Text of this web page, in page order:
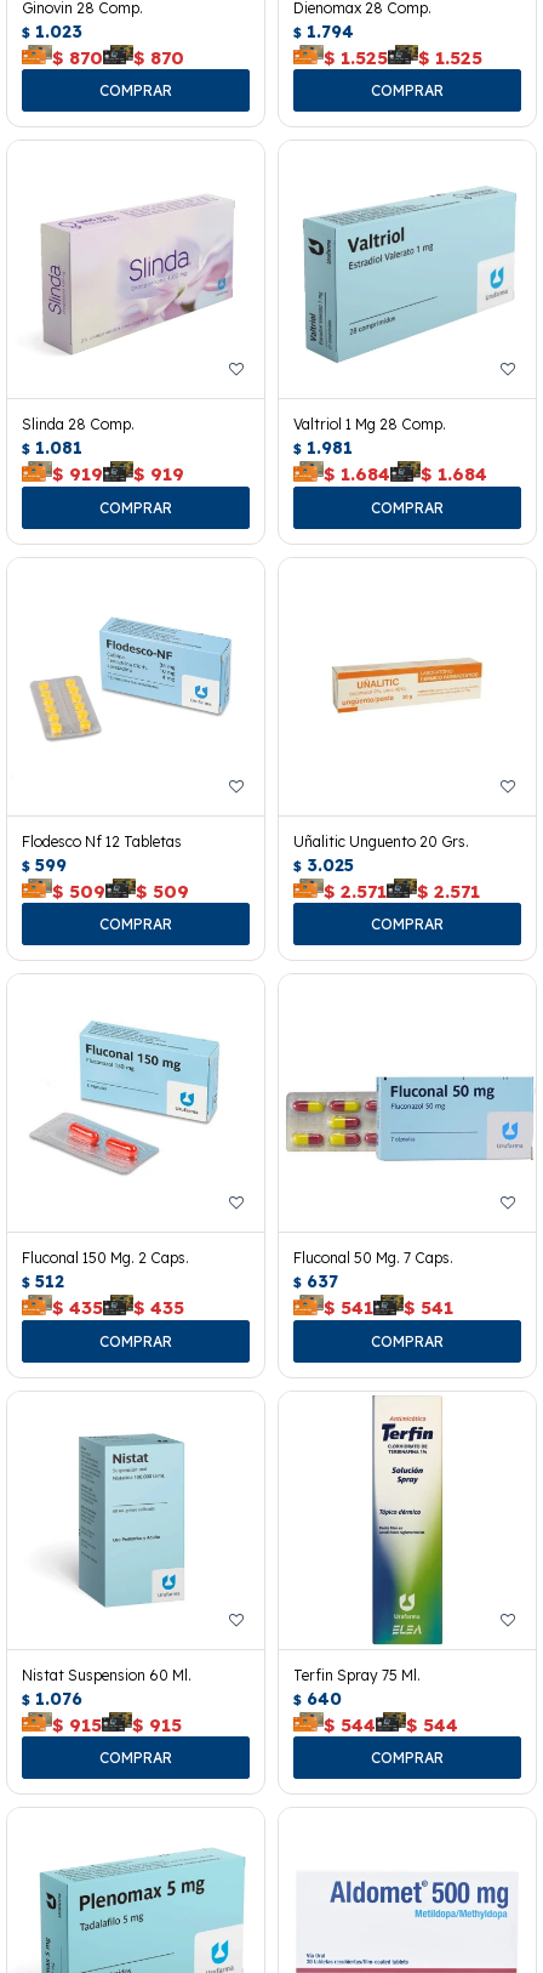
Ginovin 28 Comp.
$ 1.023
$ 870 $ 870
Dienomax 28 Comp.
$ 1.794
$ 1.525 $ 1.525
Slinda 28 Comp.
$ 1.081
$ 919 $ 919
Valtriol 1 Mg 28 Comp.
$ 1.981
$ 1.684 $ 1.684
Flodesco Nf 12 Tabletas
$ 599
$ 509 $ 509
Uñalitic Unguento 20 Grs.
$ 3.025
$ 2.571 $ 2.571
Fluconal 150 Mg. 2 Caps.
$ 512
$ 435 $ 435
Fluconal 50 Mg. 7 Caps.
$ 637
$ 541 $ 541
Nistat Suspension 60 Ml.
$ 1.076
$ 915 $ 915
Terfin Spray 75 Ml.
$ 640
$ 544 $ 544